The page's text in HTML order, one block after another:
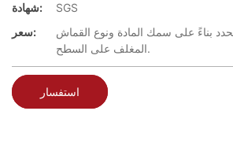
شهادة:
SGS
سعر:
بناءً على سمك المادة ونوع القماش
المغلف على السطح.
استفسار